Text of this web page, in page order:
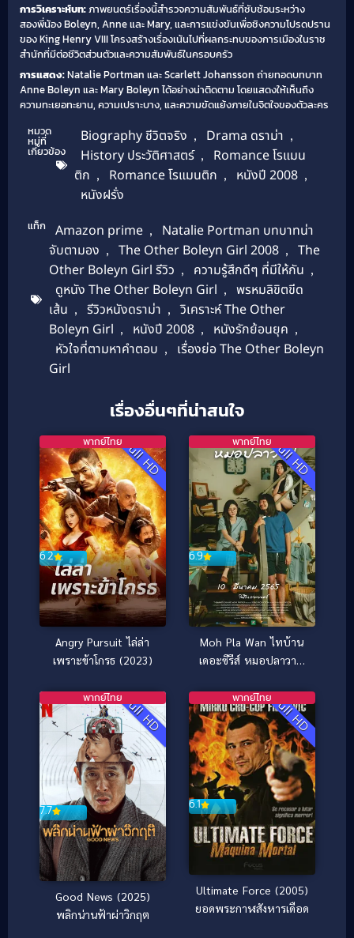
การวิเคราะห์บท:ภาพยนตร์เรื่องนี้สำรวจความสัมพันธ์ที่ซับซ้อนระหว่าง
สองพี่น้อง Boleyn, Anne และ Mary, และการแข่งขันเพื่อชิงความโปรดปราน
ของ King Henry VIII โครงสร้างเรื่องเน้นไปที่ผลกระทบของการเมืองในราช
สำนักที่มีต่อชีวิตส่วนตัวและความสัมพันธ์ในครอบครัว
การแสดง:Natalie Portman และ Scarlett Johansson ถ่ายทอดบทบาท
Anne Boleyn และ Mary Boleyn ได้อย่างน่าติดตาม โดยแสดงให้เห็นถึง
ความทะเยอทะยาน, ความเปราะบาง, และความขัดแย้งภายในจิตใจของตัวละคร
หมวด
หมู่ที่
เกี่ยวข้อง
Biography ชีวิตจริง , Drama ดราม่า ,
History ประวัติศาสตร์ ,
Romance โรแมน
ติก , Romance โรแมนติก , หนังปี 2008 ,
หนังฝรั่ง
แท็ก Amazon prime ,
Natalie Portman บทบาทน่า
จับตามอง , The Other Boleyn Girl 2008 ,
The
Other Boleyn Girl รีวิว , ความรู้สึกดีๆ ที่มีให้กัน ,
ดูหนัง The Other Boleyn Girl ,
พรหมลิขิตขีด
เส้น , รีวิวหนังดราม่า ,
วิเคราะห์ The Other
Boleyn Girl , หนังปี 2008 , หนังรักย้อนยุค ,
หัวใจที่ตามหาคำตอบ ,
เรื่องย่อ The Other Boleyn
Girl
เรื่องอื่นๆที่น่าสนใจ
Full HD
6.2
พากย์ไทย
Angry Pursuit ไล่ล่า
เพราะข้าโกรธ (2023)
Full HD
6.9
พากย์ไทย
Moh Pla Wan ไทบ้าน
เดอะซีรีส์ หมอปลาวาฬ
Full HD
7.7
พากย์ไทย
Good News (2025)
พลิกน่านฟ้าผ่าวิกฤต
Full HD
6.1
พากย์ไทย
Ultimate Force (2005)
ยอดพระกาฬสังหารเดือด